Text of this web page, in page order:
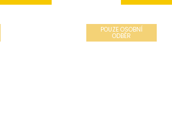
POUZE OSOBNÍ
ODBĚR